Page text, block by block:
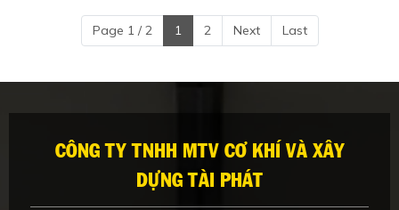
Page 1 / 2 1 2 Next Last
CÔNG TY TNHH MTV CƠ KHÍ VÀ XÂY
DỰNG TÀI PHÁT